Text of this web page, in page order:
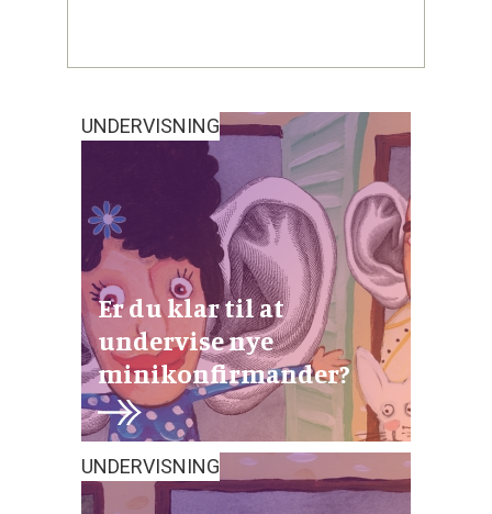
UNDERVISNING
Er du klar til at
undervise nye
minikonfirmander?
UNDERVISNING